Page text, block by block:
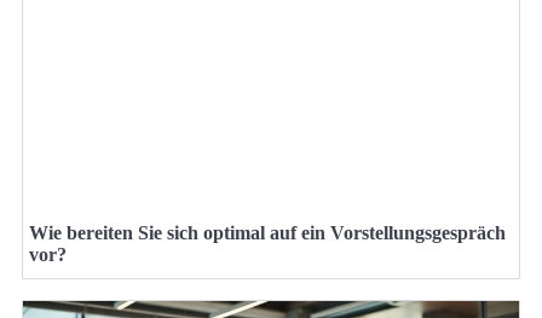
Wie bereiten Sie sich optimal auf ein Vorstellungsgespräch
vor?